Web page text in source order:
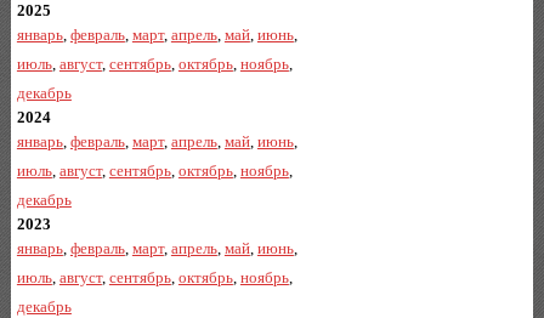
2025
январь, февраль, март, апрель, май, июнь,
июль, август, сентябрь, октябрь, ноябрь,
декабрь
2024
январь, февраль, март, апрель, май, июнь,
июль, август, сентябрь, октябрь, ноябрь,
декабрь
2023
январь, февраль, март, апрель, май, июнь,
июль, август, сентябрь, октябрь, ноябрь,
декабрь